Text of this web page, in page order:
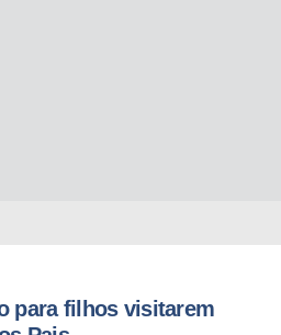
para filhos visitarem